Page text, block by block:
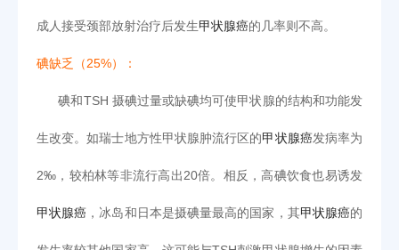
成人接受颈部放射治疗后发生甲状腺癌的几率则不高。
碘缺乏（25%）：
碘和TSH 摄碘过量或缺碘均可使甲状腺的结构和功能发
生改变。如瑞士地方性甲状腺肿流行区的甲状腺癌发病率为
2‰，较柏林等非流行高出20倍。相反，高碘饮食也易诱发
甲状腺癌 ，冰岛和日本是摄碘量最高的国家，其甲状腺癌的